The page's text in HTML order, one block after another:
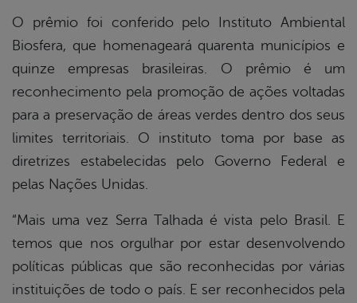
O prêmio foi conferido pelo Instituto Ambiental
Biosfera, que homenageará quarenta municípios e
quinze empresas brasileiras. O prêmio é um
reconhecimento pela promoção de ações voltadas
para a preservação de áreas verdes dentro dos seus
limites territoriais. O instituto toma por base as
diretrizes estabelecidas pelo Governo Federal e
pelas Nações Unidas.
“Mais uma vez Serra Talhada é vista pelo Brasil. E
temos que nos orgulhar por estar desenvolvendo
políticas públicas que são reconhecidas por várias
instituições de todo o país. E ser reconhecidos pela